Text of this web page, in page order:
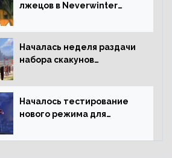
лжецов в Neverwinter
Началась неделя раздачи
набора скакунов
Началось тестирование
нового режима для
Neverwinter online